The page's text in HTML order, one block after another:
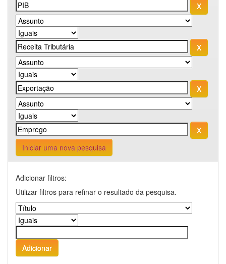
Iniciar uma nova pesquisa
Adicionar filtros:
Utilizar filtros para refinar o resultado da pesquisa.